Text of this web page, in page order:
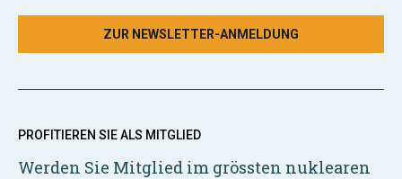
ZUR NEWSLETTER-ANMELDUNG
PROFITIEREN SIE ALS MITGLIED
Werden Sie Mitglied im grössten nuklearen